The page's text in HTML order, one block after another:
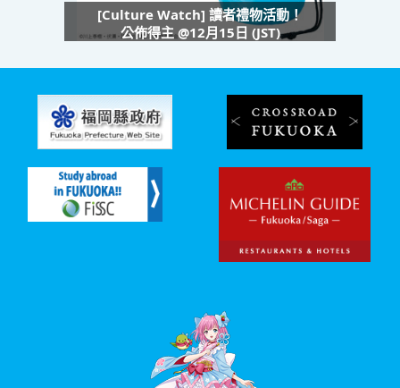
[Culture Watch] 讀者禮物活動！
公佈得主 @12月15日 (JST)